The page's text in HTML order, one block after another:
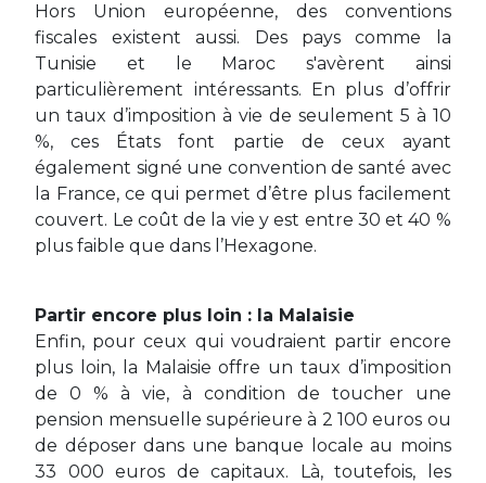
Hors Union européenne, des conventions
fiscales existent aussi. Des pays comme la
Tunisie et le Maroc s'avèrent ainsi
particulièrement intéressants. En plus d’offrir
un taux d’imposition à vie de seulement 5 à 10
%, ces États font partie de ceux ayant
également signé une convention de santé avec
la France, ce qui permet d’être plus facilement
couvert. Le coût de la vie y est entre 30 et 40 %
plus faible que dans l’Hexagone.
Partir encore plus loin : la Malaisie
Enfin, pour ceux qui voudraient partir encore
plus loin, la Malaisie offre un taux d’imposition
de 0 % à vie, à condition de toucher une
pension mensuelle supérieure à 2 100 euros ou
de déposer dans une banque locale au moins
33 000 euros de capitaux. Là, toutefois, les